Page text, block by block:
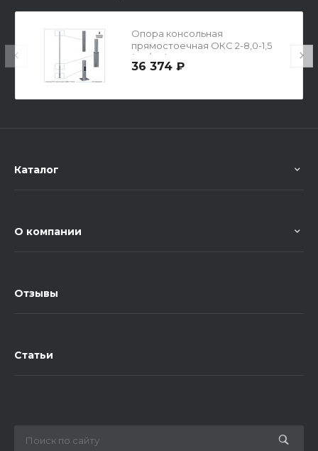
Опора консольная
прямостоечная ОКС 2-8,0-1,5
(159/133)
36 374 ₽
Каталог
О компании
Отзывы
Статьи